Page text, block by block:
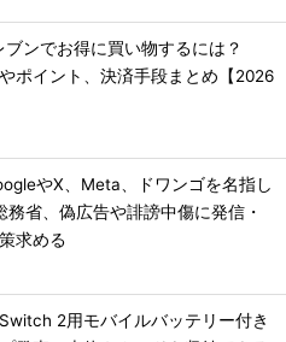
ブンでお得に買い物するには？
ポイント、決済手段まとめ【2026
やX、Meta、ドワンゴを名指し
省、偽広告や誹謗中傷に発信・
求める
2用モバイルバッテリー付き